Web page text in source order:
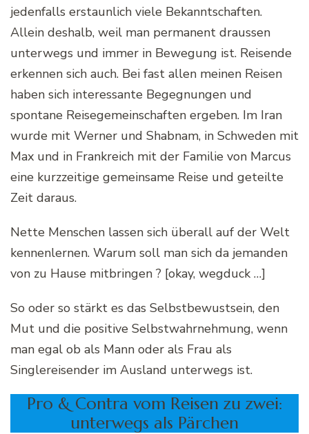
jedenfalls erstaunlich viele Bekanntschaften.
Allein deshalb, weil man permanent draussen
unterwegs und immer in Bewegung ist. Reisende
erkennen sich auch. Bei fast allen meinen Reisen
haben sich interessante Begegnungen und
spontane Reisegemeinschaften ergeben. Im Iran
wurde mit Werner und Shabnam, in Schweden mit
Max und in Frankreich mit der Familie von Marcus
eine kurzzeitige gemeinsame Reise und geteilte
Zeit daraus.
Nette Menschen lassen sich überall auf der Welt
kennenlernen. Warum soll man sich da jemanden
von zu Hause mitbringen ? [okay, wegduck …]
So oder so stärkt es das Selbstbewustsein, den
Mut und die positive Selbstwahrnehmung, wenn
man egal ob als Mann oder als Frau als
Singlereisender im Ausland unterwegs ist.
Pro & Contra vom Reisen zu zwei:
unterwegs als Pärchen